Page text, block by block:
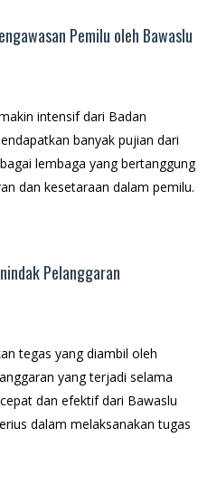
Pemilu oleh Bawaslu
intensif dari Badan
banyak pujian dari
lembaga yang bertanggung
dan kesetaraan dalam pemilu.
Pelanggaran
tegas yang diambil oleh
yang terjadi selama
dan efektif dari Bawaslu
dalam melaksanakan tugas